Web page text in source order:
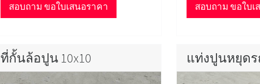
สอบถาม ขอใบเสนอราคา สอบถาม ขอใบเ
ที่กั้นล้อปูน 10x10 แท่งปูนหยุดร